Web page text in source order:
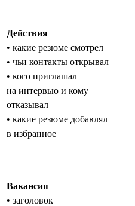
Действия
• какие резюме смотрел
• чьи контакты открывал
• кого приглашал
на интервью и кому
отказывал
• какие резюме добавлял
в избранное
Вакансия
• заголовок